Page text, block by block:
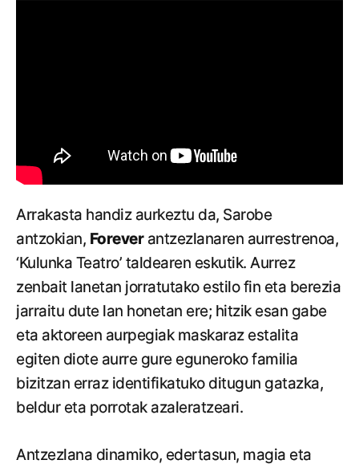
Arrakasta handiz aurkeztu da, Sarobe
antzokian, Foreverantzezlanaren aurrestrenoa,
‘Kulunka Teatro’ taldearen eskutik. Aurrez
zenbait lanetan jorratutako estilo fin eta berezia
jarraitu dute lan honetan ere; hitzik esan gabe
eta aktoreen aurpegiak maskaraz estalita
egiten diote aurre gure eguneroko familia
bizitzan erraz identifikatuko ditugun gatazka,
beldur eta porrotak azaleratzeari.
Antzezlana dinamiko, edertasun, magia eta